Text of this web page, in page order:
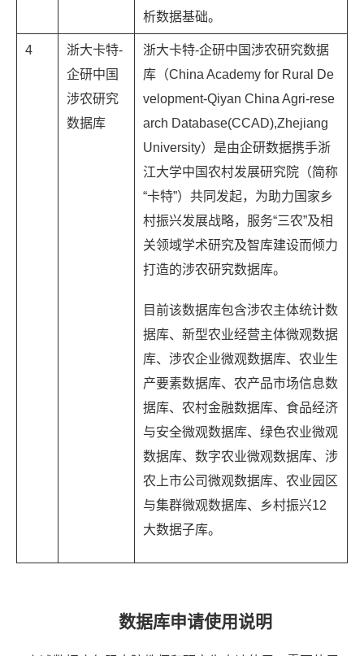
析数据基础。
4
浙大卡特-
企研中国
涉农研究
数据库
浙大卡特-企研中国涉农研究数据
库（China Academy for Rural De
velopment-Qiyan China Agri-rese
arch Database(CCAD),Zhejiang
University）是由企研数据携手浙
江大学中国农村发展研究院（简称
“卡特”）共同发起，为助力国家乡
村振兴发展战略，服务“三农”及相
关领域学术研究及智库建设而倾力
打造的涉农研究数据库。
目前该数据库包含涉农主体统计数
据库、新型农业经营主体微观数据
库、涉农企业微观数据库、农业生
产要素数据库、农产品市场信息数
据库、农村金融数据库、食品经济
与安全微观数据库、绿色农业微观
数据库、数字农业微观数据库、涉
农上市公司微观数据库、农业园区
与集群微观数据库、乡村振兴12
大数据子库。
数据库申请使用说明